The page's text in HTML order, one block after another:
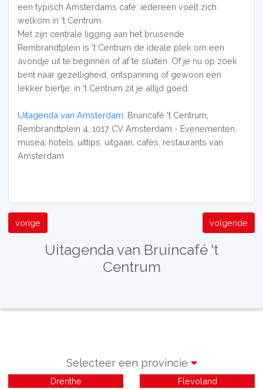
een typisch Amsterdams café: iedereen voelt zich
welkom in 't Centrum.
Met zijn centrale ligging aan het bruisende
Rembrandtplein is 't Centrum de ideale plek om een
avondje uit te beginnen of af te sluiten. Of je nu op zoek
bent naar gezelligheid, ontspanning of gewoon een
lekker biertje: in 't Centrum zit je altijd goed.
Uitagenda van Amsterdam: Bruincafé 't Centrum,
Rembrandtplein 4, 1017 CV Amsterdam - Evenementen,
musea, hotels, uittips, uitgaan, cafés, restaurants van
Amsterdam
vorige volgende
Uitagenda van Bruincafé 't
Centrum
Selecteer een provincie
Drenthe Flevoland